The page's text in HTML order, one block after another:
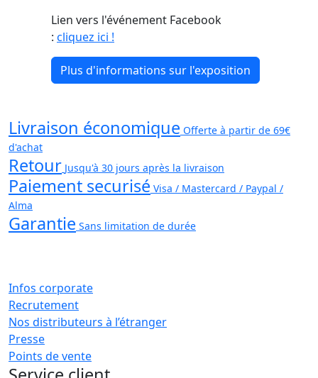
Lien vers l'événement Facebook
: cliquez ici !
Plus d'informations sur l'exposition
Livraison économique Offerte à partir de 69€
d'achat
Retour Jusqu'à 30 jours après la livraison
Paiement securisé Visa / Mastercard / Paypal /
Alma
Garantie Sans limitation de durée
Infos corporate
Recrutement
Nos distributeurs à l’étranger
Presse
Points de vente